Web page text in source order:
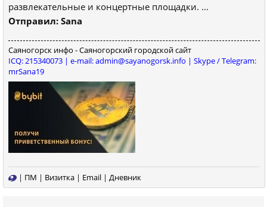
развлекательные и концертные площадки. ...
Отправил: Sana
Саяногорск инфо - Саяногорский городской сайт
ICQ: 215340073 | e-mail: admin@sayanogorsk.info | Skype / Telegram:
mrSana19
| ПМ | Визитка | Email | Дневник